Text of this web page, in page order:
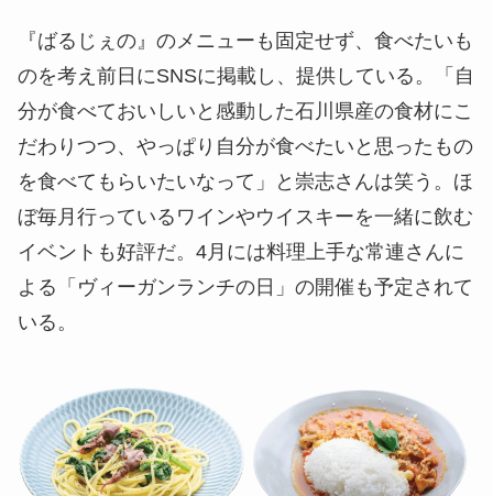
『ばるじぇの』のメニューも固定せず、食べたいも
のを考え前日にSNSに掲載し、提供している。「自
分が食べておいしいと感動した石川県産の食材にこ
だわりつつ、やっぱり自分が食べたいと思ったもの
を食べてもらいたいなって」と崇志さんは笑う。ほ
ぼ毎月行っているワインやウイスキーを一緒に飲む
イベントも好評だ。4月には料理上手な常連さんに
よる「ヴィーガンランチの日」の開催も予定されて
いる。